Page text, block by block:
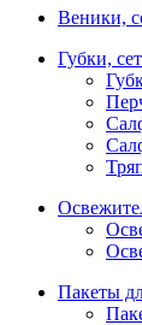
Веники,
Губки,
Пакеты